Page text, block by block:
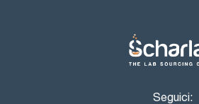
Seguici: